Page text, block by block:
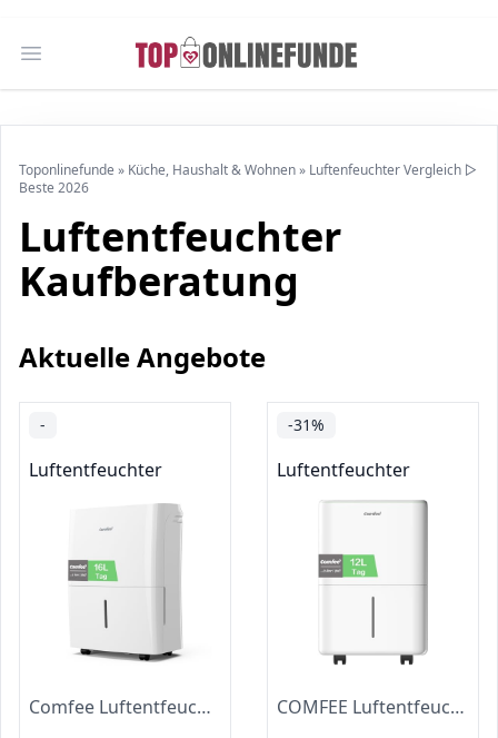
Open main menu
Toponlinefunde » Küche, Haushalt & Wohnen» Luftenfeuchter Vergleich ▷
Beste 2026
Luftentfeuchter
Kaufberatung
Aktuelle Angebote
-
Luftentfeuchter
Comfee Luftentfeuchter 16L,Raumgröße ca. 80m³(32m²),Smart modu,Timer 24H,Wassertank 3L,APP-fähig, Weiß, MDDF-16DEN7-WF
-31%
Luftentfeuchter
COMFEE Luftentfeuchter 12 Liter/Tag, Geeignet für Räume von ca. 50 Kubikmetern (20 Quadratmetern), Automatische Abtauung, Kindersicherung, Geräuschreduzierung, Kältemittel R290, CDDOE-12DEN7-QA3(EU)